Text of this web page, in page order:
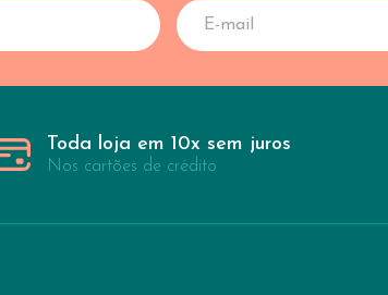
Toda loja em 10x sem juros
Nos cartões de crédito